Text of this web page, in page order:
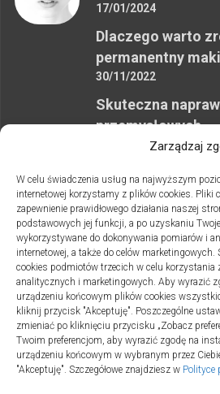
Zarządzaj
W celu świadczenia usług na najwyższym
internetowej korzystamy z plików cookies. Pliki
zapewnienie prawidłowego działania naszej
podstawowych jej funkcji, a po uzyskaniu
wykorzystywane do dokonywania pomiarów i
internetowej, a także do celów
cookies podmiotów trzecich w celu korzystania
analitycznych i marketingowych. Aby wyrazić
urządzeniu końcowym plików cookies
kliknij przycisk "Akceptuję". Poszczególne
zmieniać po kliknięciu przycisku „Zobacz
Twoim preferencjom, aby wyrazić zgodę na
urządzeniu końcowym w wybranym przez
"Akceptuję". Szczegółowe znajdziesz w Polityce
17/01/2024
Dlaczego warto
permanentny
30/11/2022
Skuteczna
przemysłowych
12/10/2023
2swiaty.pl © 2026. Wszelkie